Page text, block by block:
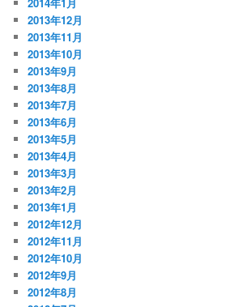
2014年1月
2013年12月
2013年11月
2013年10月
2013年9月
2013年8月
2013年7月
2013年6月
2013年5月
2013年4月
2013年3月
2013年2月
2013年1月
2012年12月
2012年11月
2012年10月
2012年9月
2012年8月